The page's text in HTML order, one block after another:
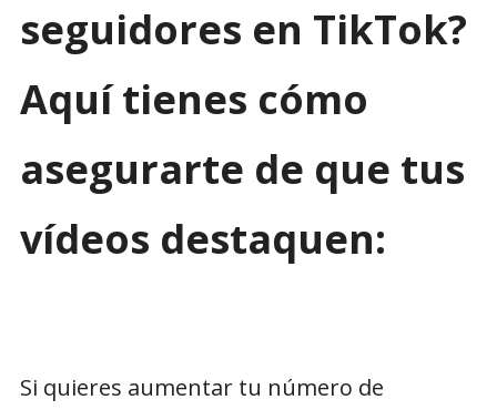
seguidores en TikTok?
Aquí tienes cómo
asegurarte de que tus
vídeos destaquen:
Si quieres aumentar tu número de